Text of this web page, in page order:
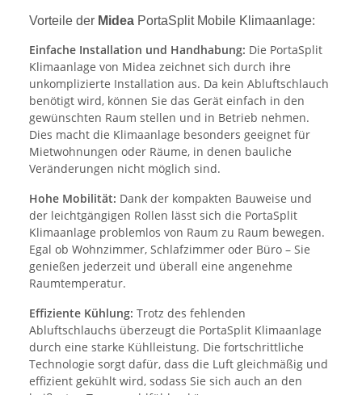
Vorteile der Midea PortaSplit Mobile Klimaanlage:
Einfache Installation und Handhabung: Die PortaSplit
Klimaanlage von Midea zeichnet sich durch ihre
unkomplizierte Installation aus. Da kein Abluftschlauch
benötigt wird, können Sie das Gerät einfach in den
gewünschten Raum stellen und in Betrieb nehmen.
Dies macht die Klimaanlage besonders geeignet für
Mietwohnungen oder Räume, in denen bauliche
Veränderungen nicht möglich sind.
Hohe Mobilität: Dank der kompakten Bauweise und
der leichtgängigen Rollen lässt sich die PortaSplit
Klimaanlage problemlos von Raum zu Raum bewegen.
Egal ob Wohnzimmer, Schlafzimmer oder Büro – Sie
genießen jederzeit und überall eine angenehme
Raumtemperatur.
Effiziente Kühlung: Trotz des fehlenden
Abluftschlauchs überzeugt die PortaSplit Klimaanlage
durch eine starke Kühlleistung. Die fortschrittliche
Technologie sorgt dafür, dass die Luft gleichmäßig und
effizient gekühlt wird, sodass Sie sich auch an den